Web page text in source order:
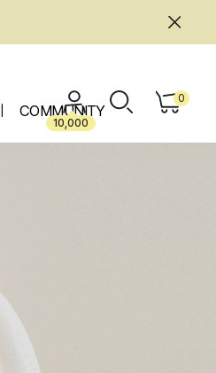
COMMUNITY
10,000
0